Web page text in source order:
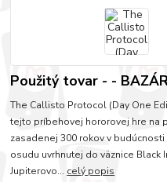
Použitý tovar - -
The Callisto Protocol (Day One
tejto príbehovej hororovej hre na
zasadenej 300 rokov v
osudu uvrhnutej do väznice Black
Jupiterovo... celý popis